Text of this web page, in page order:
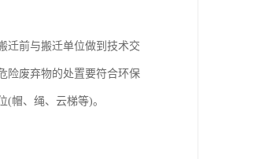
迁前与搬迁单位做到技术交
险废弃物的处置要符合环保
帽、绳、云梯等)。